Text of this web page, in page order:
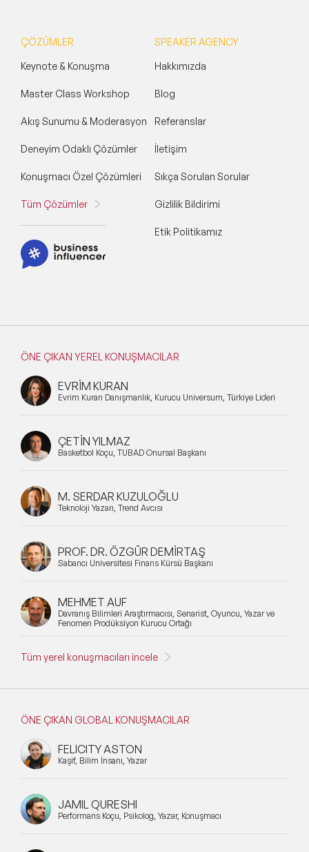
ÇÖZÜMLER
Keynote & Konuşma
Master Class Workshop
Akış Sunumu & Moderasyon
Deneyim Odaklı Çözümler
Konuşmacı Özel Çözümleri
Tüm Çözümler
SPEAKER AGENCY
Hakkımızda
Blog
Referanslar
İletişim
Sıkça Sorulan Sorular
Gizlilik Bildirimi
Etik Politikamız
ÖNE ÇIKAN YEREL KONUŞMACILAR
EVRİM KURAN
Evrim Kuran Danışmanlık, Kurucu Universum, Türkiye Lideri
ÇETİN YILMAZ
Basketbol Koçu, TÜBAD Onursal Başkanı
M. SERDAR KUZULOĞLU
Teknoloji Yazarı, Trend Avcısı
PROF. DR. ÖZGÜR DEMİRTAŞ
Sabancı Üniversitesi Finans Kürsü Başkanı
MEHMET AUF
Davranış Bilimleri Araştırmacısı, Senarist, Oyuncu, Yazar ve
Fenomen Prodüksiyon Kurucu Ortağı
Tüm yerel konuşmacıları incele
ÖNE ÇIKAN GLOBAL KONUŞMACILAR
FELICITY ASTON
Kaşif, Bilim İnsanı, Yazar
JAMIL QURESHI
Performans Koçu, Psikolog, Yazar, Konuşmacı